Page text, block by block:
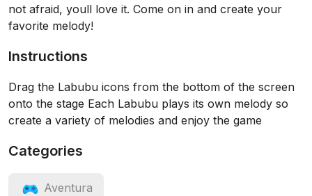
not afraid, youll love it. Come on in and create your
favorite melody!
Instructions
Drag the Labubu icons from the bottom of the screen
onto the stage Each Labubu plays its own melody so
create a variety of melodies and enjoy the game
Categories
Aventura